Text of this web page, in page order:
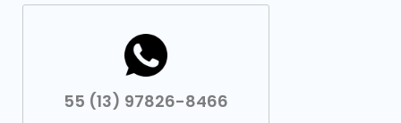
55 (13) 97826-8466